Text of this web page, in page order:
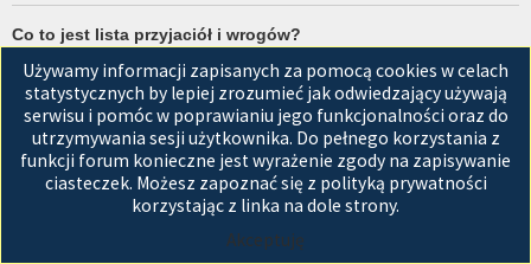
Co to jest lista przyjaciół i wrogów?
użytkowników witryny. Użytkownicy dodani do listy przyjaciół będą
wyświetleni na karciePrzyjacieleznajdującej się w panelu
zarządzania kontem. Z tego poziomu można szybko sprawdzić ich
status, a także wysłać prywatną wiadomość. Zależnie od
używanego stylu witryny, posty tych użytkowników mogą być
wyróżniane. Jeśli użytkownik zostanie dodany do listy wrogów,
Używamy informacji zapisanych za pomocą cookies w celach
statystycznych by lepiej zrozumieć jak odwiedzający używają
serwisu i pomóc w poprawianiu jego funkcjonalności oraz do
utrzymywania sesji użytkownika. Do pełnego korzystania z
funkcji forum konieczne jest wyrażenie zgody na zapisywanie
ciasteczek. Możesz zapoznać się z polityką prywatności
korzystając z linka na dole strony.
Akceptuję